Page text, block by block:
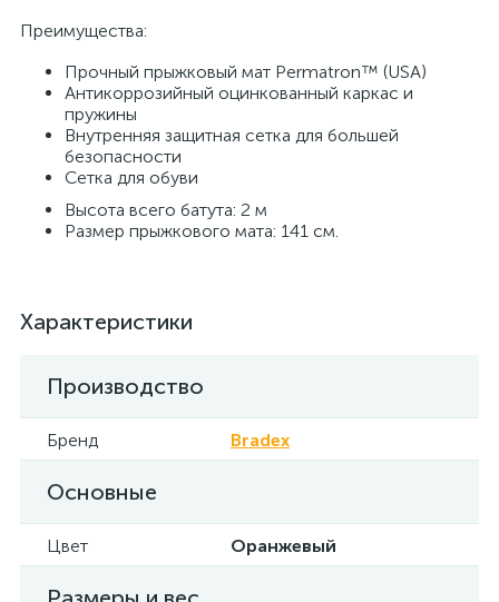
Преимущества:
Прочный прыжковый мат Permatron™ (USA)
Антикоррозийный оцинкованный каркас и
пружины
Внутренняя защитная сетка для большей
безопасности
Сетка для обуви
Высота всего батута: 2 м
Размер прыжкового мата: 141 см.
Характеристики
Производство
Бренд Bradex
Основные
Цвет Оранжевый